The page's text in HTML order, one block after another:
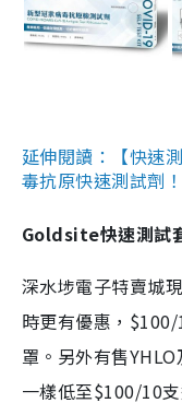
延伸閱讀：【快速
毒抗原快速測試劑
Goldsite快速測試
深水埗電子特賣城
時更有優惠，
罩。另外有售
一樣低至$100/10支